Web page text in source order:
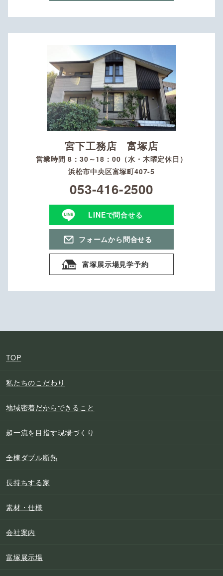
宮下工務店 富塚店
営業時間 8：30～18：00（水・木曜定休日）
浜松市中央区富塚町407-5
053-416-2500
LINEで問合せる
フォームから問合せる
富塚展示場見学予約
TOP
私たちのこだわり
地域密着だからできること
超一流を目指す現場づくり
全棟ダブル断熱
長持ちする家
素材・仕様
会社案内
富塚展示場